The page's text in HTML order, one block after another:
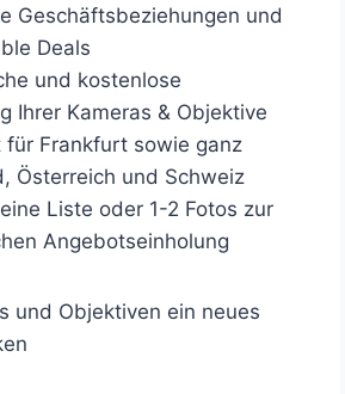
Geschäftsbeziehungen und
Deals
und kostenlose
Ihrer Kameras & Objektive
für Frankfurt sowie ganz
Österreich und Schweiz
Liste oder 1-2 Fotos zur
Angebotseinholung
und Objektiven ein neues